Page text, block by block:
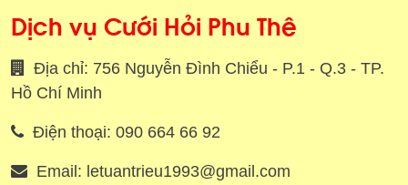
Dịch vụ Cưới Hỏi Phu Thê
Địa chỉ: 756 Nguyễn Đình Chiểu - P.1 - Q.3 - TP.
Hồ Chí Minh
Điện thoại: 090 664 66 92
Email: letuantrieu1993@gmail.com